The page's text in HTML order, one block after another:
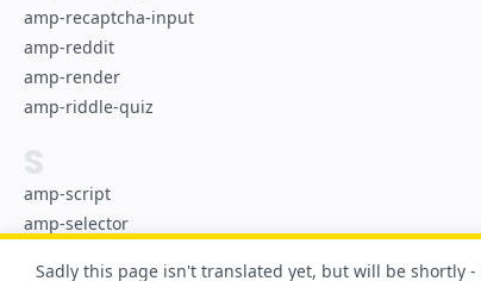
amp-recaptcha-input
amp-reddit
amp-render
amp-riddle-quiz
S
amp-script
amp-selector
Sadly this page isn't translated yet, but will be shortly -